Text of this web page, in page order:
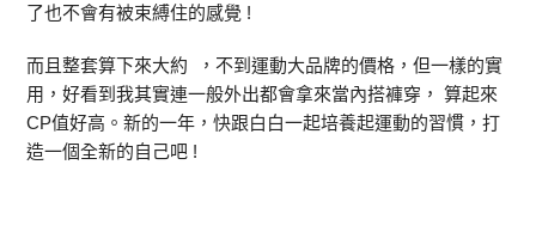
了也不會有被束縛住的感覺 !
而且整套算下來大約 ，不到運動大品牌的價格，但一樣的實
用，好看到我其實連一般外出都會拿來當內搭褲穿， 算起來
CP值好高。新的一年，快跟白白一起培養起運動的習慣，打
造一個全新的自己吧 !